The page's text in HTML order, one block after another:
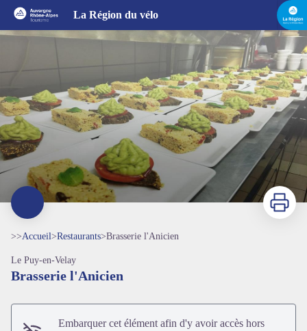
La Région du vélo
Imprimer
>>Accueil>Restaurants>Brasserie l'Anicien
Le Puy-en-Velay
Brasserie l'Anicien
Embarquer cet élément afin d'y avoir accès hors